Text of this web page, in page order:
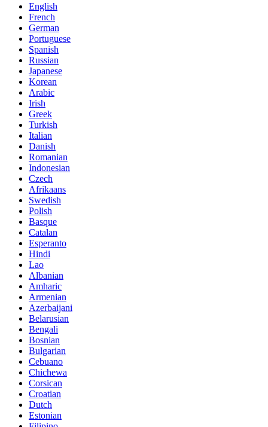
English
French
German
Portuguese
Spanish
Russian
Japanese
Korean
Arabic
Irish
Greek
Turkish
Italian
Danish
Romanian
Indonesian
Czech
Afrikaans
Swedish
Polish
Basque
Catalan
Esperanto
Hindi
Lao
Albanian
Amharic
Armenian
Azerbaijani
Belarusian
Bengali
Bosnian
Bulgarian
Cebuano
Chichewa
Corsican
Croatian
Dutch
Estonian